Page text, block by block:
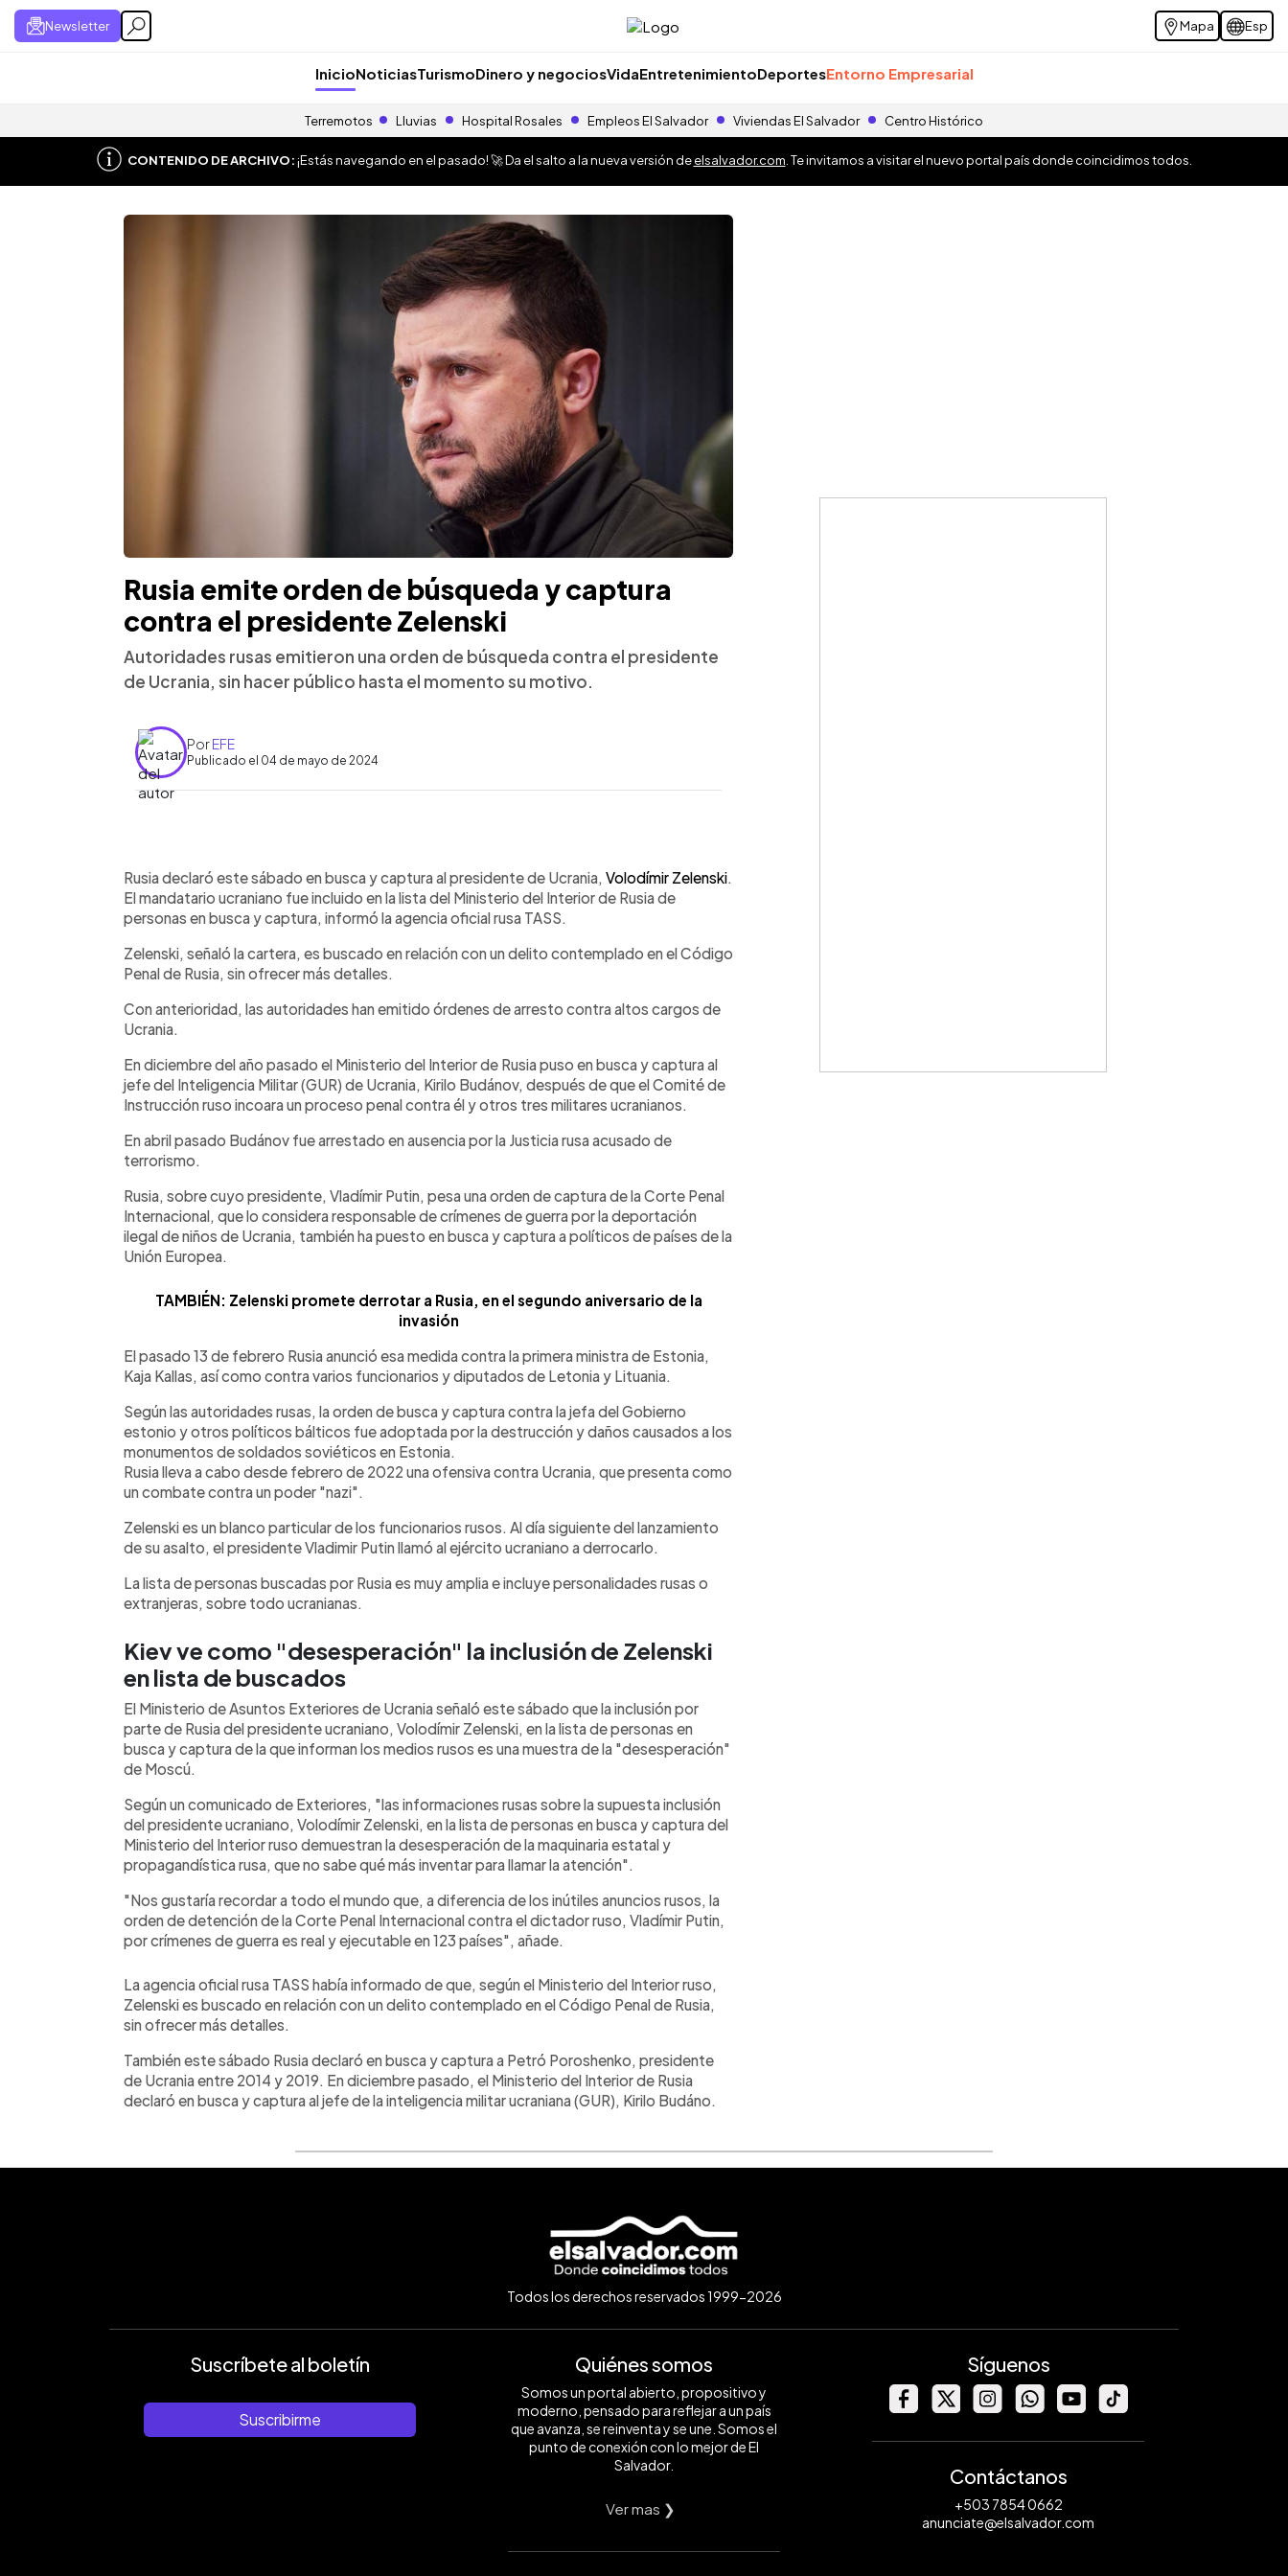
Newsletter Mapa Esp
InicioNoticiasTurismoDinero y negociosVidaEntretenimientoDeportesEntorno Empresarial
Terremotos Lluvias Hospital Rosales Empleos El Salvador Viviendas El Salvador Centro Histórico
CONTENIDO DE ARCHIVO:¡Estás navegando en el pasado! 🚀 Da el salto a la nueva versión deelsalvador.com . Te invitamos a visitar el nuevo portal país donde coincidimos todos.
Rusia emite orden de búsqueda y captura
contra el presidente Zelenski
Autoridades rusas emitieron una orden de búsqueda contra el presidente
de Ucrania, sin hacer público hasta el momento su motivo.
PorEFE
Publicado el 04 de mayo de 2024
► Escuchar artículo
Rusia declaró este sábado en busca y captura al presidente de Ucrania, Volodímir Zelenski
El mandatario ucraniano fue incluido en la lista del Ministerio del Interior de Rusia de
personas en busca y captura, informó la agencia oficial rusa TASS.
Zelenski, señaló la cartera, es buscado en relación con un delito contemplado en el Código
Penal de Rusia, sin ofrecer más detalles.
Con anterioridad, las autoridades han emitido órdenes de arresto contra altos cargos de
Ucrania.
En diciembre del año pasado el Ministerio del Interior de Rusia puso en busca y captura al
jefe del Inteligencia Militar (GUR) de Ucrania, Kirilo Budánov, después de que el Comité de
Instrucción ruso incoara un proceso penal contra él y otros tres militares ucranianos.
En abril pasado Budánov fue arrestado en ausencia por la Justicia rusa acusado de
terrorismo.
Rusia, sobre cuyo presidente, Vladímir Putin, pesa una orden de captura de la Corte Penal
Internacional, que lo considera responsable de crímenes de guerra por la deportación
ilegal de niños de Ucrania, también ha puesto en busca y captura a políticos de países de la
Unión Europea.
TAMBIÉN: Zelenski promete derrotar a Rusia, en el segundo aniversario de la
invasión
El pasado 13 de febrero Rusia anunció esa medida contra la primera ministra de Estonia,
Kaja Kallas, así como contra varios funcionarios y diputados de Letonia y Lituania.
Según las autoridades rusas, la orden de busca y captura contra la jefa del Gobierno
estonio y otros políticos bálticos fue adoptada por la destrucción y daños causados a los
monumentos de soldados soviéticos en Estonia.
Rusia lleva a cabo desde febrero de 2022 una ofensiva contra Ucrania, que presenta como
un combate contra un poder "nazi".
Zelenski es un blanco particular de los funcionarios rusos. Al día siguiente del lanzamiento
de su asalto, el presidente Vladimir Putin llamó al ejército ucraniano a derrocarlo.
La lista de personas buscadas por Rusia es muy amplia e incluye personalidades rusas o
extranjeras, sobre todo ucranianas.
Kiev ve como "desesperación" la inclusión de Zelenski
en lista de buscados
El Ministerio de Asuntos Exteriores de Ucrania señaló este sábado que la inclusión por
parte de Rusia del presidente ucraniano, Volodímir Zelenski, en la lista de personas en
busca y captura de la que informan los medios rusos es una muestra de la "desesperación"
de Moscú.
Según un comunicado de Exteriores, "las informaciones rusas sobre la supuesta inclusión
del presidente ucraniano, Volodímir Zelenski, en la lista de personas en busca y captura del
Ministerio del Interior ruso demuestran la desesperación de la maquinaria estatal y
propagandística rusa, que no sabe qué más inventar para llamar la atención".
"Nos gustaría recordar a todo el mundo que, a diferencia de los inútiles anuncios rusos, la
orden de detención de la Corte Penal Internacional contra el dictador ruso, Vladímir Putin,
por crímenes de guerra es real y ejecutable en 123 países", añade.
La agencia oficial rusa TASS había informado de que, según el Ministerio del Interior ruso,
Zelenski es buscado en relación con un delito contemplado en el Código Penal de Rusia,
sin ofrecer más detalles.
También este sábado Rusia declaró en busca y captura a Petró Poroshenko, presidente
de Ucrania entre 2014 y 2019. En diciembre pasado, el Ministerio del Interior de Rusia
declaró en busca y captura al jefe de la inteligencia militar ucraniana (GUR), Kirilo Budáno.
Todos los derechos reservados 1999-2026
Suscríbete al boletín
Suscribirme
Quiénes somos
Somos un portal abierto, propositivo y
moderno, pensado para reflejar a un país
que avanza, se reinventa y se une. Somos el
punto de conexión con lo mejor de El
Salvador.
Ver mas ❯
Síguenos
Contáctanos
+503 7854 0662
anunciate@elsalvador.com